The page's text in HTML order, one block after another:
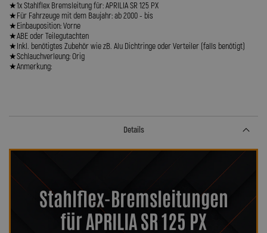
★1x Stahlflex Bremsleitung für: APRILIA SR 125 PX
★Für Fahrzeuge mit dem Baujahr: ab 2000 - bis
★Einbauposition: Vorne
★ABE oder Teilegutachten
★Inkl. benötigtes Zubehör wie zB. Alu Dichtringe oder Verteiler (falls benötigt)
★Schlauchverleung: Orig
★Anmerkung:
Details
Stahlflex-Bremsleitungen
für APRILIA SR 125 PX